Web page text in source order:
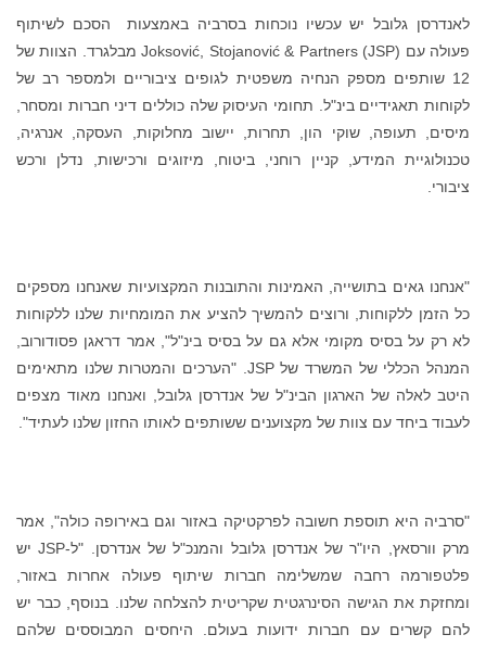
לאנדרסן גלובל יש עכשיו נוכחות בסרביה באמצעות הסכם לשיתוף
פעולה עם Joksović, Stojanović & Partners (JSP) מבלגרד. הצוות של
12 שותפים מספק הנחיה משפטית לגופים ציבוריים ולמספר רב של
לקוחות תאגידיים בינ"ל. תחומי העיסוק שלה כוללים דיני חברות ומסחר,
מיסים, תעופה, שוקי הון, תחרות, יישוב מחלוקות, העסקה, אנרגיה,
טכנולוגיית המידע, קניין רוחני, ביטוח, מיזוגים ורכישות, נדלן ורכש
ציבורי.
"אנחנו גאים בתושייה, האמינות והתובנות המקצועיות שאנחנו מספקים
כל הזמן ללקוחות, ורוצים להמשיך להציע את המומחיות שלנו ללקוחות
לא רק על בסיס מקומי אלא גם על בסיס בינ"ל", אמר דראגן פסודורוב,
המנהל הכללי של המשרד של JSP. "הערכים והמטרות שלנו מתאימים
היטב לאלה של הארגון הבינ"ל של אנדרסן גלובל, ואנחנו מאוד מצפים
לעבוד ביחד עם צוות של מקצוענים ששותפים לאותו החזון שלנו לעתיד".
"סרביה היא תוספת חשובה לפרקטיקה באזור וגם באירופה כולה", אמר
מרק וורסאץ, היו"ר של אנדרסן גלובל והמנכ"ל של אנדרסן. "ל-JSP יש
פלטפורמה רחבה שמשלימה חברות שיתוף פעולה אחרות באזור,
ומחזקת את הגישה הסינרגטית שקריטית להצלחה שלנו. בנוסף, כבר יש
להם קשרים עם חברות ידועות בעולם. היחסים המבוססים שלהם